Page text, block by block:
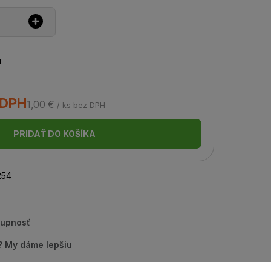
1,00 € / ks bez DPH
PRIDAŤ DO KOŠÍKA
My dáme lepšiu